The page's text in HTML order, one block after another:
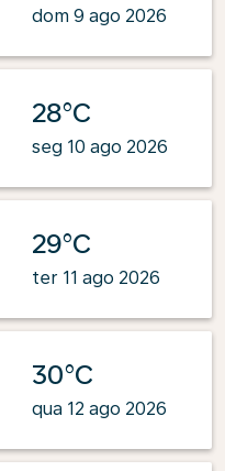
dom 9 ago 2026
28°C
seg 10 ago 2026
29°C
ter 11 ago 2026
30°C
qua 12 ago 2026